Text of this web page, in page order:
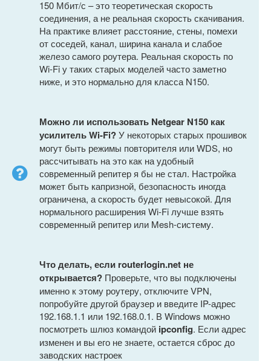
150 Мбит/с – это теоретическая скорость
соединения, а не реальная скорость скачивания.
На практике влияет расстояние, стены, помехи
от соседей, канал, ширина канала и слабое
железо самого роутера. Реальная скорость по
Wi-Fi у таких старых моделей часто заметно
ниже, и это нормально для класса N150.
Можно ли использовать Netgear N150 как
усилитель Wi-Fi?У некоторых старых прошивок
могут быть режимы повторителя или WDS, но
рассчитывать на это как на удобный
современный репитер я бы не стал. Настройка
может быть капризной, безопасность иногда
ограничена, а скорость будет невысокой. Для
нормального расширения Wi-Fi лучше взять
современный репитер или Mesh-систему.
Что делать, если routerlogin.net не
открывается? Проверьте, что вы подключены
именно к этому роутеру, отключите VPN,
попробуйте другой браузер и введите IP-адрес
192.168.1.1 или 192.168.0.1. В Windows можно
посмотреть шлюз командой ipconfig. Если адрес
изменен и вы его не знаете, остается сброс до
заводских настроек